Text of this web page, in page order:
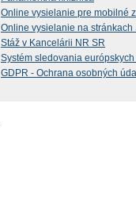
Online vysielanie pre mobilné
Online vysielanie na stránkach
Stáž v Kancelárii NR SR
Systém sledovania
GDPR - Ochrana osobných